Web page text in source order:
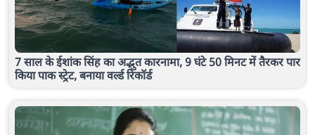
7 साल के ईशांक सिंह का अद्भुत कारनामा, 9 घंटे 50 मिनट में तैरकर पार
किया पाक स्ट्रेट, बनाया वर्ल्ड रिकॉर्ड